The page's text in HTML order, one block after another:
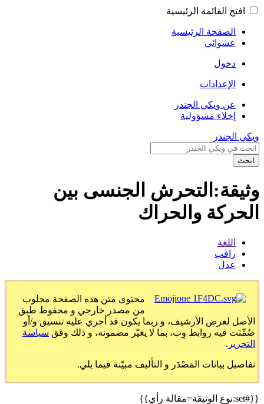
افتح القائمة الرئيسية
الصفحة الرئيسية
عشوائي
دخول
الإعدادات
عن ويكي الجندر
إخلاء مسؤولية
ويكي الجندر
ابحث
وثيقة:التحرش الجنسى بين
الحركة والحراك
اللغة
راقب
عدل
محتوى متن هذه الصفحة مجلوب
من مصدر خارجي و محفوظ طبق
الأصل لغرض الأرشيف، و ربما يكون قد أجري عليه تنسيق و/أو
ضُمِّنَت فيه روابط وِب، بما لا يغيّر مضمونه، و ذلك وفقسياسة
التحرير.
تفاصيل بيانات المَصْدَر و التأليف مبيّنة فيما يلي.
{{#set:نوع الوثيقة=مقالة رأي}}